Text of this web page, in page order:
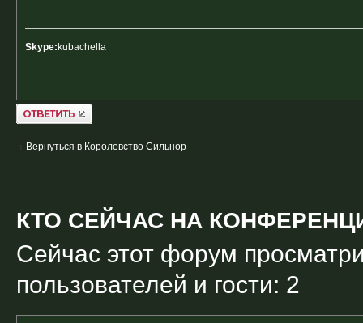
Skype: kubachella
Ответить
Вернуться в Королевство Сильнор
КТО СЕЙЧАС НА
Сейчас этот форум
пользователей и гости: 2